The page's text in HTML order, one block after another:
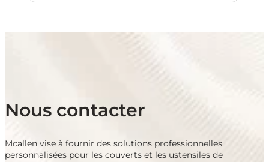
Nous contacter
Mcallen vise à fournir des solutions professionnelles
personnalisées pour les couverts et les ustensiles de